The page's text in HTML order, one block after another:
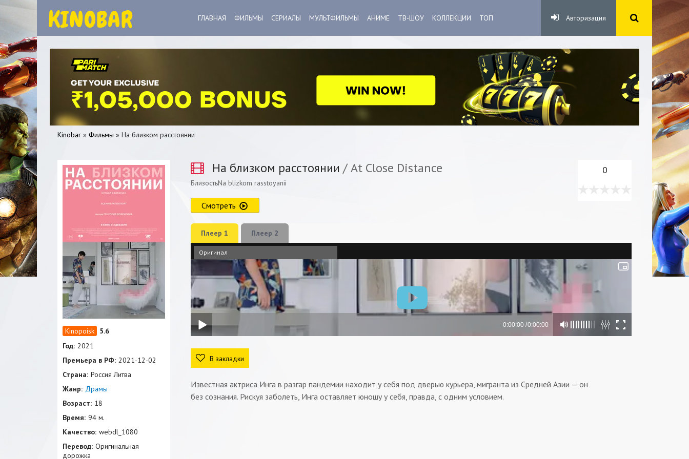
ГЛАВНАЯ ФИЛЬМЫ СЕРИАЛЫ МУЛЬТФИЛЬМЫ АНИМЕ ТВ-ШОУ КОЛЛЕКЦИИ ТОП Авторизация
Kinobar » Фильмы » На близком расстоянии
На близком расстоянии / At Close Distance
БлизостьNa blizkom rasstoyanii
0
0
1
Смотреть
Плеер 1 Плеер 2
Оригинал
В закладки
Известная актриса Инга в разгар пандемии находит у себя под дверью курьера, мигранта из Средней Азии — он
без сознания. Рискуя заболеть, Инга оставляет юношу у себя, правда, с одним условием.
5.6
Год: 2021
Премьера в РФ: 2021-12-02
Страна: Россия Литва
Жанр: Драмы
Возраст: 18
Время: 94 м.
Качество: webdl_1080
Перевод: Оригинальная
дорожка